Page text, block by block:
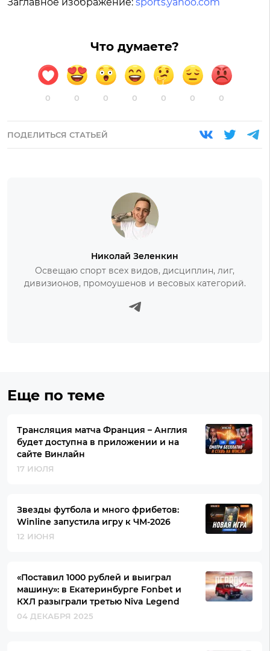
Заглавное изображение: sports.yahoo.com
Что думаете?
0 0 0 0 0 0 0
ПОДЕЛИТЬСЯ СТАТЬЕЙ
Николай Зеленкин
Освещаю спорт всех видов, дисциплин, лиг,
дивизионов, промоушенов и весовых категорий.
Еще по теме
Трансляция матча Франция – Англия
будет доступна в приложении и на
сайте Винлайн
17 ИЮЛЯ
Звезды футбола и много фрибетов:
Winline запустила игру к ЧМ-2026
12 ИЮНЯ
«Поставил 1000 рублей и выиграл
машину»: в Екатеринбурге Fonbet и
КХЛ разыграли третью Niva Legend
04 ДЕКАБРЯ 2025